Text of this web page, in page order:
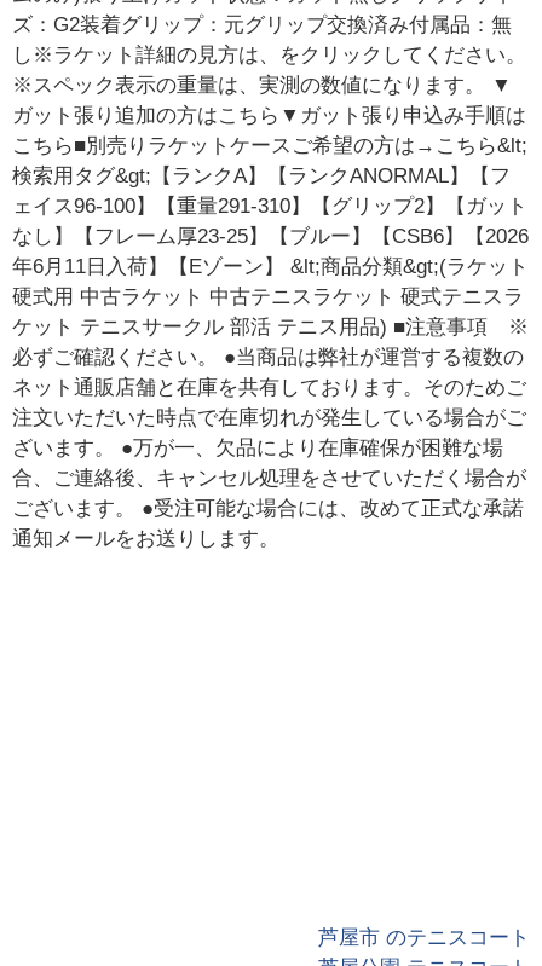
ズ：G2装着グリップ：元グリップ交換済み付属品：無
し※ラケット詳細の見方は、をクリックしてください。
※スペック表示の重量は、実測の数値になります。 ▼
ガット張り追加の方はこちら▼ガット張り申込み手順は
こちら■別売りラケットケースご希望の方は→こちら&lt;
検索用タグ&gt;【ランクA】【ランクANORMAL】【フ
ェイス96-100】【重量291-310】【グリップ2】【ガット
なし】【フレーム厚23-25】【ブルー】【CSB6】【2026
年6月11日入荷】【Eゾーン】 &lt;商品分類&gt;(ラケット
硬式用 中古ラケット 中古テニスラケット 硬式テニスラ
ケット テニスサークル 部活 テニス用品) ■注意事項 ※
必ずご確認ください。 ●当商品は弊社が運営する複数の
ネット通販店舗と在庫を共有しております。そのためご
注文いただいた時点で在庫切れが発生している場合がご
ざいます。 ●万が一、欠品により在庫確保が困難な場
合、ご連絡後、キャンセル処理をさせていただく場合が
ございます。 ●受注可能な場合には、改めて正式な承諾
通知メールをお送りします。
芦屋市 のテニスコート